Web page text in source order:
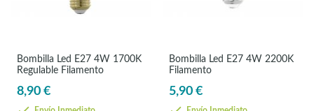
Bombilla Led E27 4W 1700K
Regulable Filamento
8,90 €
Bombilla Led E27 4W 2200K
Filamento
5,90 €